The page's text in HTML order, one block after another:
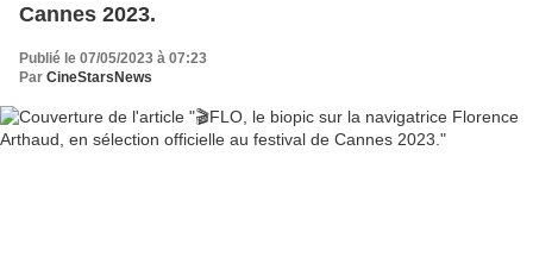
Cannes 2023.
Publié le 07/05/2023 à 07:23
Par CineStarsNews